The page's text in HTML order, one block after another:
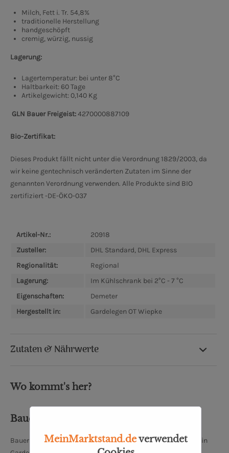
Milch, Fett i. Tr. 54,8%
traditionelle Herstellung
handgeschöpft
cremig, würzig, nussig
Lagerung:
Lagertemperatur: bei unter 8°C
Haltbarkeit: 60 Tage
Artikelgewicht: 0,140 Kg
GLN Bauer Freigeist:4270000887109
Bio-Zertifikat:
Dieses Produkt fällt nicht unter die Verordnung 1829/2003, da
wir keine gentechnisch veränderten Zutaten im Sinne der
genannten Verordnung verwenden. Alle Produkte sind BIO
zertifiziert -DE-ÖKO-037
Artikel-Nr.:
20918
Zusteller:
DHL Standard, DHL Express
Regionalität:
Regional
Lagerung:
Im Kühlschrank bei 2°C - 7 °C
Eigenschaften:
Demeter
Hergestellt in:
Gardelegen OT Wiepke
Zutaten & Nährwerte
Wo kommt's her?
Bauer Freigeist GmbH
Bauer Freigeist GmbH ist eine Molkerei und Käserei mit Sitz in
MeinMarktstand.deverwendet